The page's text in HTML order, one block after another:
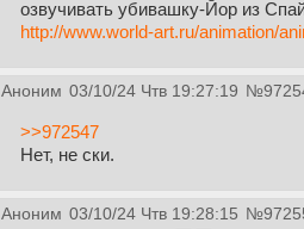
озвучивать убивашку-Йор из
http://www.world-art.ru/animation/
Аноним 03/10/24 Чтв 19:27:19 №
>>972547
Нет, не ски.
Аноним 03/10/24 Чтв 19:28:15 №